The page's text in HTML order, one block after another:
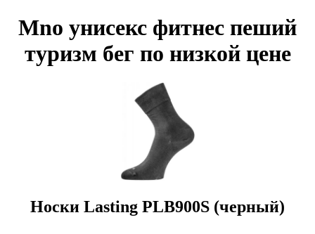
Mno унисекс фитнес пеший
туризм бег по низкой цене
Носки Lasting PLB900S (черный)